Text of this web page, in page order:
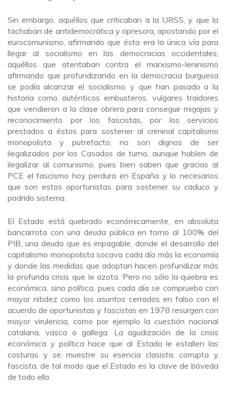
Sin embargo, aquéllos que criticaban a la URSS, y que la
tachaban de antidemocrática y opresora, apostando por el
eurocomunismo, afirmando que ésta era la única vía para
llegar al socialismo en las democracias occidentales;
aquéllos que atentaban contra el marxismo-leninismo
afirmando que profundizando en la democracia burguesa
se podía alcanzar el socialismo, y que han pasado a la
historia como auténticos embusteros, vulgares traidores
que vendieron a la clase obrera para conseguir migajas y
reconocimiento por los fascistas, por los servicios
prestados a éstos para sostener al criminal capitalismo
monopolista y putrefacto, no son dignos de ser
ilegalizados por los Casados de turno, aunque hablen de
ilegalizar al comunismo, pues bien saben que gracias al
PCE el fascismo hoy perdura en España y lo necesarios
que son estos oportunistas para sostener su caduco y
podrido sistema.
El Estado está quebrado económicamente, en absoluta
bancarrota con una deuda pública en torno al 100% del
PIB, una deuda que es impagable, donde el desarrollo del
capitalismo monopolista socava cada día más la economía
y donde las medidas que adoptan hacen profundizar más
la profunda crisis que le azota. Pero no sólo la quiebra es
económica, sino política, pues cada día se comprueba con
mayor nitidez como los asuntos cerrados en falso con el
acuerdo de oportunistas y fascistas en 1978 resurgen con
mayor virulencia, como por ejemplo la cuestión nacional
catalana, vasca o gallega. La agudización de la crisis
económica y política hace que al Estado le estallen las
costuras y se muestre su esencia clasista, corrupta y
fascista, de tal modo que el Estado es la clave de bóveda
de todo ello.